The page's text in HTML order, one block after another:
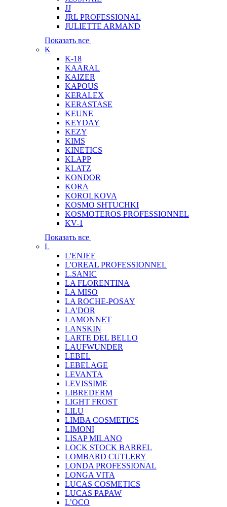
JJ
JRL PROFESSIONAL
JULIETTE ARMAND
Показать все
K
K-18
KAARAL
KAIZER
KAPOUS
KERALEX
KERASTASE
KEUNE
KEYDAY
KEZY
KIMS
KINETICS
KLAPP
KLATZ
KONDOR
KORA
KOROLKOVA
KOSMO SHTUCHKI
KOSMOTEROS PROFESSIONNEL
KV-1
Показать все
L
L'ENJEE
L'OREAL PROFESSIONNEL
L.SANIC
LA FLORENTINA
LA MISO
LA ROCHE-POSAY
LA'DOR
LAMONNET
LANSKIN
LARTE DEL BELLO
LAUFWUNDER
LEBEL
LEBELAGE
LEVANTA
LEVISSIME
LIBREDERM
LIGHT FROST
LILU
LIMBA COSMETICS
LIMONI
LISAP MILANO
LOCK STOCK BARREL
LOMBARD CUTLERY
LONDA PROFESSIONAL
LONGA VITA
LUCAS COSMETICS
LUCAS PAPAW
L’OCO